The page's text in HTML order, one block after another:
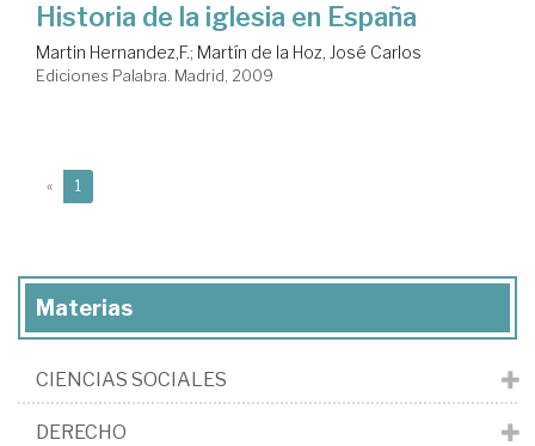
Historia de la iglesia en España
Martin Hernandez,F.; Martín de la Hoz, José Carlos
Ediciones Palabra. Madrid, 2009
« 1
Materias
CIENCIAS SOCIALES
DERECHO